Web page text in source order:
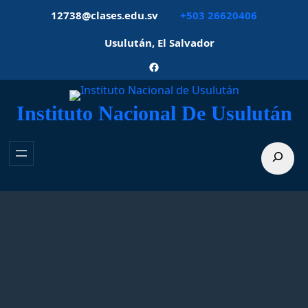
12738@clases.edu.sv
+503 26620406
Usulután, El Salvador
Facebook
Instituto Nacional De Usulután